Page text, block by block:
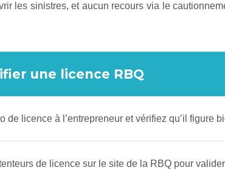
les sinistres, et aucun recours via le
une licence RBQ
de licence à l’entrepreneur et vérifiez qu’il figure
de licence sur le site de la RBQ pour